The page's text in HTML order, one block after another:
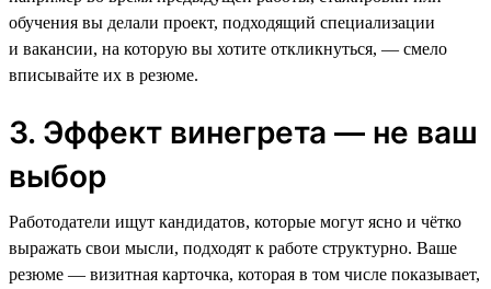
обучения вы делали проект, подходящий специализации
и вакансии, на которую вы хотите откликнуться, — смело
вписывайте их в резюме.
3. Эффект винегрета — не ваш
выбор
Работодатели ищут кандидатов, которые могут ясно и чётко
выражать свои мысли, подходят к работе структурно. Ваше
резюме — визитная карточка, которая в том числе показывает,